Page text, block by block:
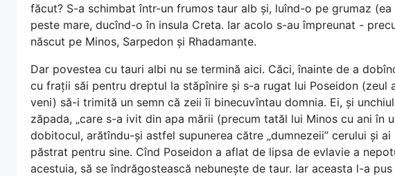
făcut? S-a schimbat într-un frumos taur alb și, luînd-o pe grumaz
peste mare, ducînd-o în insula Creta. Iar acolo s-au împreunat -
născut pe Minos, Sarpedon și Rhadamante.
Dar povestea cu tauri albi nu se termină aici. Căci, înainte de a
cu frații săi pentru dreptul la stăpînire și s-a rugat lui Poseidon (zeul
veni) să-i trimită un semn că zeii îi binecuvîntau domnia. Ei, și
zăpada, „care s-a ivit din apa mării (precum tatăl lui Minos cu ani în
dobitocul, arătîndu-și astfel supunerea către „dumnezeii” cerului și
păstrat pentru sine. Cînd Poseidon a aflat de lipsa de evlavie a
acestuia, să se îndrăgostească nebunește de taur. Iar aceasta l-a